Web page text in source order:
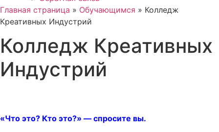
Главная страница » Обучающимся » Колледж
Креативных Индустрий
Колледж Креативных
Индустрий
«Что это? Кто это?» — спросите вы.